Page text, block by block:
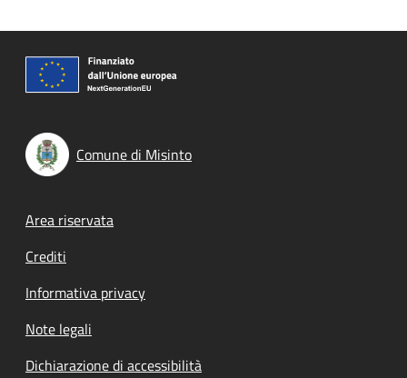
Comune di Misinto
Footer menu
Area riservata
Crediti
Informativa privacy
Note legali
Dichiarazione di accessibilità